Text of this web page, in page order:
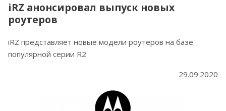
iRZ анонсировал выпуск новых
роутеров
iRZ представляет новые модели роутеров на базе
популярной серии R2
29.09.2020